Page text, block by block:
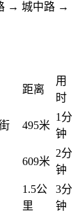
→ 城中路 →
距离
用
时
495米
1分
钟
609米
2分
钟
1.5公
里
3分
钟